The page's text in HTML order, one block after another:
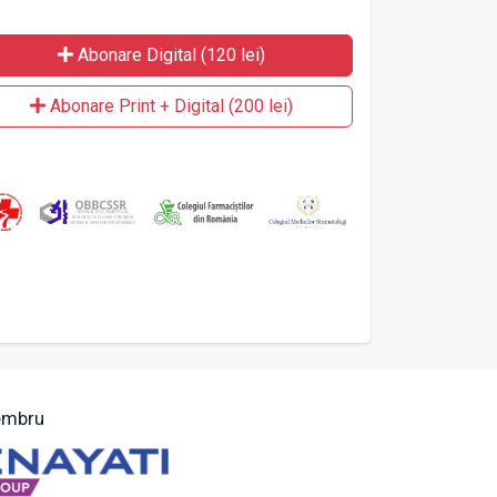
Abonare Digital (120 lei)
Abonare Print + Digital (200 lei)